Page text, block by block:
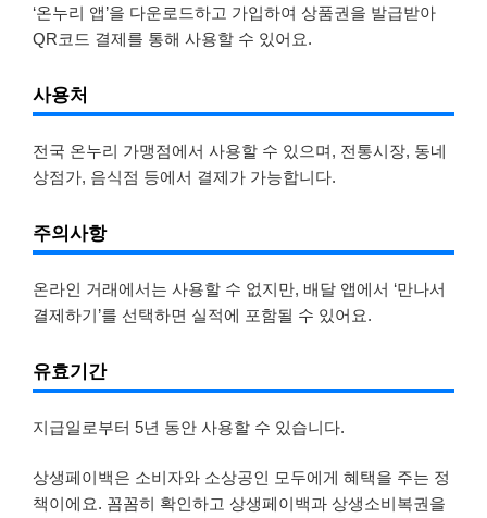
‘온누리 앱’을 다운로드하고 가입하여 상품권을 발급받아
QR코드 결제를 통해 사용할 수 있어요.
사용처
전국 온누리 가맹점에서 사용할 수 있으며, 전통시장, 동네
상점가, 음식점 등에서 결제가 가능합니다.
주의사항
온라인 거래에서는 사용할 수 없지만, 배달 앱에서 ‘만나서
결제하기’를 선택하면 실적에 포함될 수 있어요.
유효기간
지급일로부터 5년 동안 사용할 수 있습니다.
상생페이백은 소비자와 소상공인 모두에게 혜택을 주는 정
책이에요. 꼼꼼히 확인하고 상생페이백과 상생소비복권을